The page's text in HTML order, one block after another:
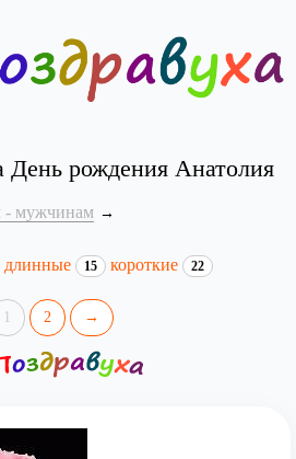
День рождения Анатолия
- мужчинам
длинные 15 короткие 22
1 2 →